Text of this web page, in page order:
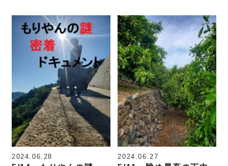
2024.06.28 2024.06.27